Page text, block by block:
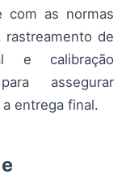
com as normas
rastreamento de
e calibração
assegurar
entrega final.